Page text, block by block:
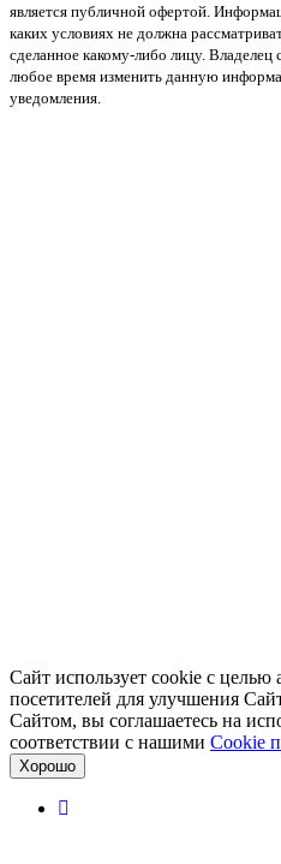
является публичной офертой.
каких условиях не должна
сделанное какому-либо лицу. Владелец
любое время изменить данную
уведомления.
Сайт использует cookie с целью
посетителей для улучшения
Сайтом, вы соглашаетесь на
соответствии с нашими Cookiе
Хорошо